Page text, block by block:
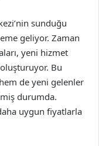
sunduğu
geliyor. Zaman
yeni hizmet
Bu
de yeni gelenler
durumda.
uygun fiyatlarla